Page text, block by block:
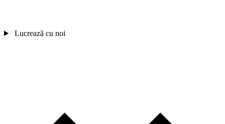
Lucrează cu noi